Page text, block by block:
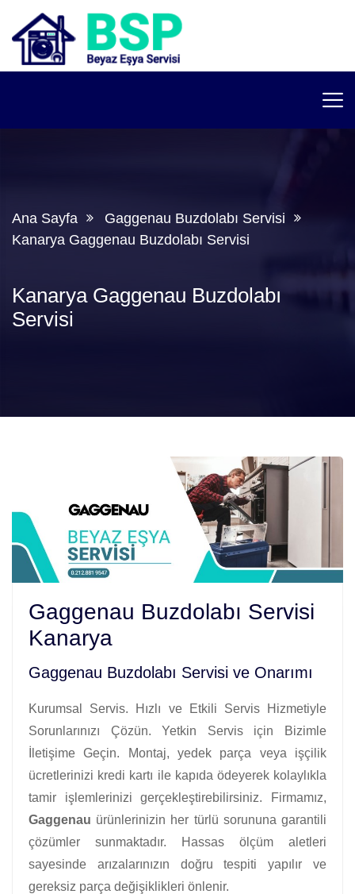
Ana Sayfa
Gaggenau Buzdolabı Servisi
Kanarya Gaggenau Buzdolabı Servisi
Kanarya Gaggenau Buzdolabı
Servisi
Gaggenau Buzdolabı Servisi
Kanarya
Gaggenau Buzdolabı Servisi ve Onarımı
Kurumsal Servis. Hızlı ve Etkili Servis Hizmetiyle
Sorunlarınızı Çözün. Yetkin Servis için Bizimle
İletişime Geçin. Montaj, yedek parça veya işçilik
ücretlerinizi kredi kartı ile kapıda ödeyerek kolaylıkla
tamir işlemlerinizi gerçekleştirebilirsiniz. Firmamız,
Gaggenau ürünlerinizin her türlü sorununa garantili
çözümler sunmaktadır. Hassas ölçüm aletleri
sayesinde arızalarınızın doğru tespiti yapılır ve
gereksiz parça değişiklikleri önlenir.